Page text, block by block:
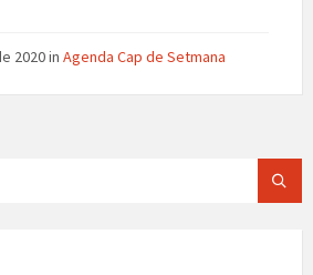
2020in Agenda Cap de Setmana